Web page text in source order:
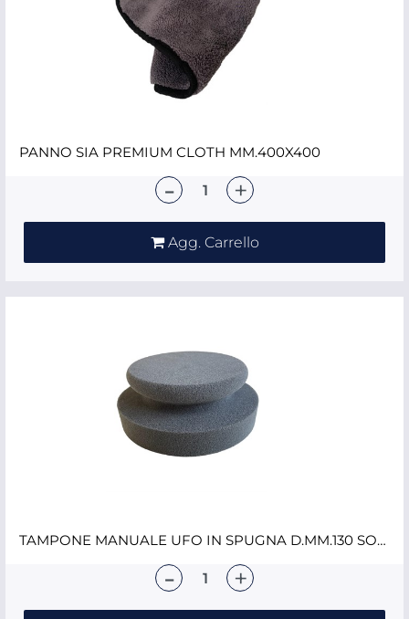
PANNO SIA PREMIUM CLOTH MM.400X400
Agg. Carrello
TAMPONE MANUALE UFO IN SPUGNA D.MM.130 SOFT NERO